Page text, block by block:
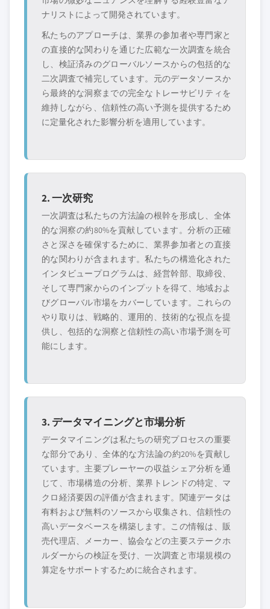
ナリストによって開発されています。
私たちのアプローチは、業界の参加者や専門家と
の直接的な関わりを通じた広範な一次調査を統合
し、検証済みのグローバルソースからの包括的な
二次調査で補完しています。元のデータソースか
ら最終的な洞察までの完全なトレーサビリティを
維持しながら、信頼性の高い予測を提供するため
に定量化された影響分析を適用しています。
2. 一次研究
一次調査は私たちの方法論の根幹を形成し、全体
的な洞察の約80%を貢献しています。分析の正確
さと深さを確保するために、業界参加者との直接
的な関わりが含まれます。私たちの構造化された
インタビュープログラムは、経営幹部、取締役、
そして専門家からのインプットを得て、地域およ
びグローバル市場をカバーしています。これらの
やり取りは、戦略的、運用的、技術的な視点を提
供し、包括的な洞察と信頼性の高い市場予測を可
能にします。
3. データマイニングと市場分析
データマイニングは私たちの研究プロセスの重要
な部分であり、全体的な方法論の約20%を貢献し
ています。主要プレーヤーの収益シェア分析を通
じて、市場構造の分析、業界トレンドの特定、マ
クロ経済要因の評価が含まれます。関連データは
有料および無料のソースから収集され、信頼性の
高いデータベースを構築します。この情報は、販
売代理店、メーカー、協会などの主要ステークホ
ルダーからの検証を受け、一次調査と市場規模の
算定をサポートするために統合されます。